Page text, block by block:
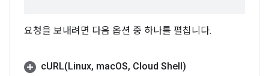
요청을 보내려면 다음 옵션 중 하나를 펼칩니다.
cURL(Linux, macOS, Cloud Shell)